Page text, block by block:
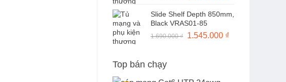
là:
1.490.000 ₫.
tại
Slide Shelf Depth 850mm,
Black VRAS01-85
1.690.000₫
Giá
1.545.000 ₫
Top bán chạy